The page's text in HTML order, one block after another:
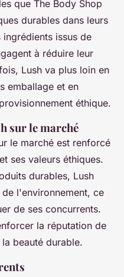
que The Body Shop
durables dans leurs
issus de
à réduire leur
Lush va plus loin en
emballage et en
éthique.
sur le marché
le marché est renforcé
ses valeurs éthiques.
durables, Lush
l'environnement, ce
de ses concurrents.
la réputation de
beauté durable.